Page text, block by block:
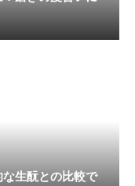
生酛との比較で